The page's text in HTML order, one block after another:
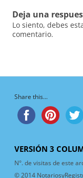
Deja una
Lo siento, debes
comentario.
Share this...
VERSIÓN 3
N°. de visitas de este
© 2014